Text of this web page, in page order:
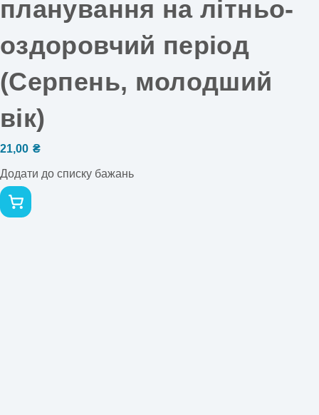
планування на літньо-
оздоровчий період
(Серпень, молодший
вік)
21,00 ₴
Додати до списку бажань